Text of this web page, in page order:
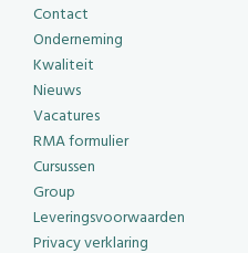
Contact
Onderneming
Kwaliteit
Nieuws
Vacatures
RMA formulier
Cursussen
Group
Leveringsvoorwaarden
Privacy verklaring